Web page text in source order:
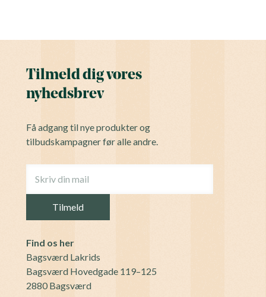
Tilmeld dig vores
nyhedsbrev
Få adgang til nye produkter og
tilbudskampagner før alle andre.
Find os her
Bagsværd Lakrids
Bagsværd Hovedgade 119–125
2880 Bagsværd